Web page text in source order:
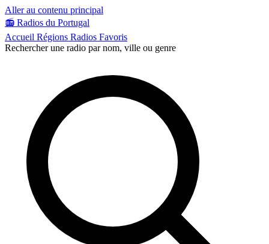
Aller au contenu principal
📻 Radios du Portugal
Accueil Régions Radios Favoris
Rechercher une radio par nom, ville ou genre